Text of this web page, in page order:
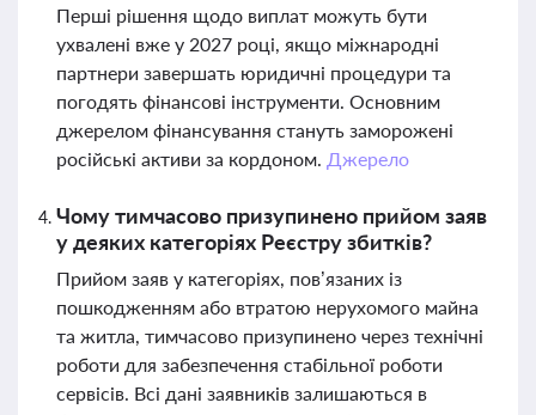
Перші рішення щодо виплат можуть бути
ухвалені вже у 2027 році, якщо міжнародні
партнери завершать юридичні процедури та
погодять фінансові інструменти. Основним
джерелом фінансування стануть заморожені
російські активи за кордоном. Джерело
Чому тимчасово призупинено прийом заяв
у деяких категоріях Реєстру збитків?
Прийом заяв у категоріях, пов’язаних із
пошкодженням або втратою нерухомого майна
та житла, тимчасово призупинено через технічні
роботи для забезпечення стабільної роботи
сервісів. Всі дані заявників залишаються в